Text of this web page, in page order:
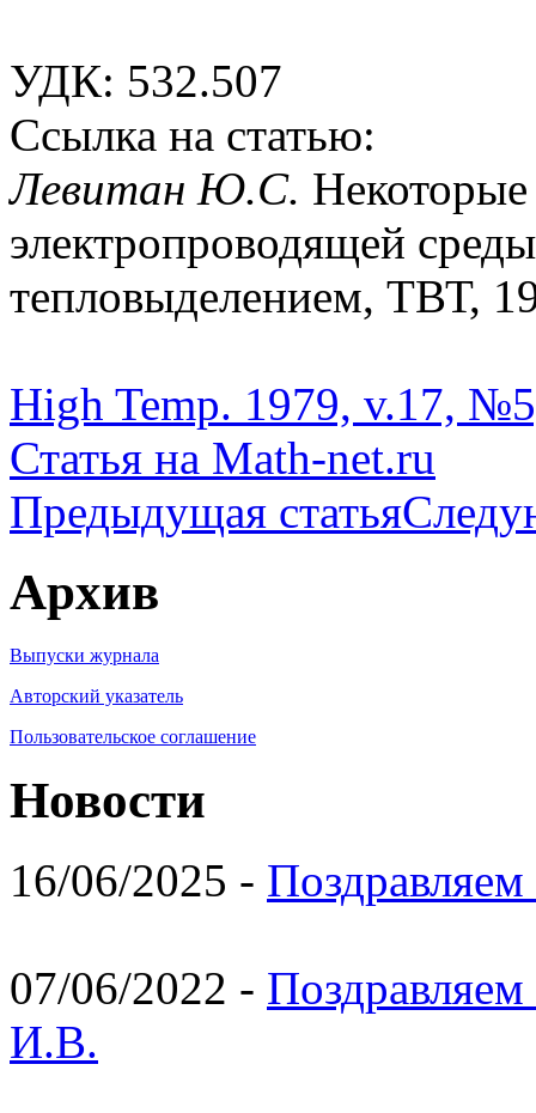
УДК: 532.507
Ссылка на статью:
Левитан Ю.С. Некоторые
электропроводящей
тепловыделением, ТВТ,
High Temp. 1979, v.17,
Статья на Math-net.ru
Предыдущая статья
Архив
Выпуски журнала
Авторский указатель
Пользовательское соглашение
Новости
16/06/2025 -
07/06/2022 -
И.В.